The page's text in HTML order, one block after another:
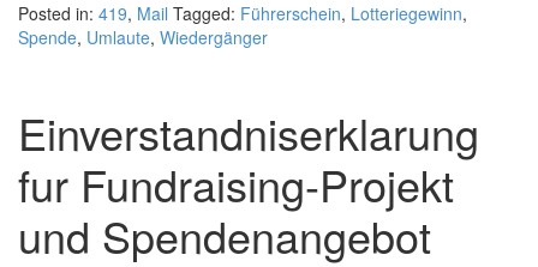
Posted in: 419, Mail Tagged: Führerschein, Lotteriegewinn,
Spende, Umlaute, Wiedergänger
Einverstandniserklarung
fur Fundraising-Projekt
und Spendenangebot